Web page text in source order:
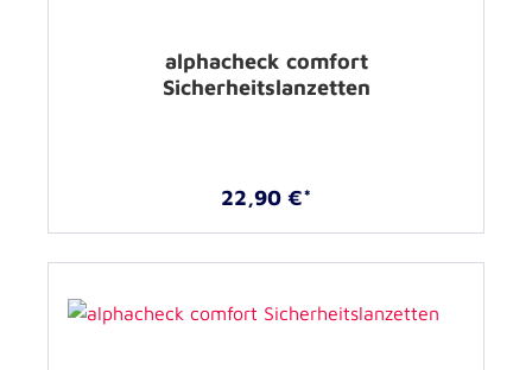
alphacheck comfort
Sicherheitslanzetten
22,90 €*